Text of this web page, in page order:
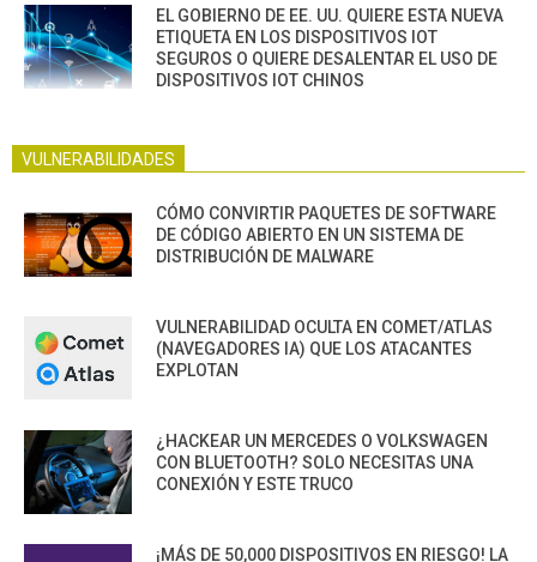
EL GOBIERNO DE EE. UU. QUIERE ESTA NUEVA
ETIQUETA EN LOS DISPOSITIVOS IOT
SEGUROS O QUIERE DESALENTAR EL USO DE
DISPOSITIVOS IOT CHINOS
VULNERABILIDADES
CÓMO CONVIRTIR PAQUETES DE SOFTWARE
DE CÓDIGO ABIERTO EN UN SISTEMA DE
DISTRIBUCIÓN DE MALWARE
VULNERABILIDAD OCULTA EN COMET/ATLAS
(NAVEGADORES IA) QUE LOS ATACANTES
EXPLOTAN
¿HACKEAR UN MERCEDES O VOLKSWAGEN
CON BLUETOOTH? SOLO NECESITAS UNA
CONEXIÓN Y ESTE TRUCO
¡MÁS DE 50,000 DISPOSITIVOS EN RIESGO! LA